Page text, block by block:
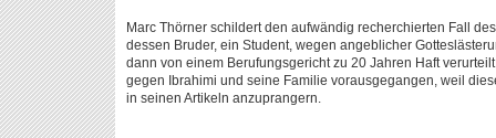
Marc Thörner schildert den aufwändig recherchierten Fall
dessen Bruder, ein Student, wegen angeblicher
dann von einem Berufungsgericht zu 20 Jahren Haft
gegen Ibrahimi und seine Familie vorausgegangen, weil
in seinen Artikeln anzuprangern.